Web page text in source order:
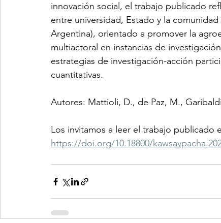
innovación social, el trabajo publicado
entre universidad, Estado y la
Argentina), orientado a promover la
multiactoral en instancias de
estrategias de investigación-acción
cuantitativas.
Autores: Mattioli, D., de Paz, M.,
Los invitamos a leer el trabajo publicado
https://doi.org/10.18800/